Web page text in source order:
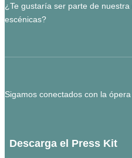
¿Te gustaría ser parte de
escénicas?
Sigamos conectados con la ópera
Descarga el Press Kit